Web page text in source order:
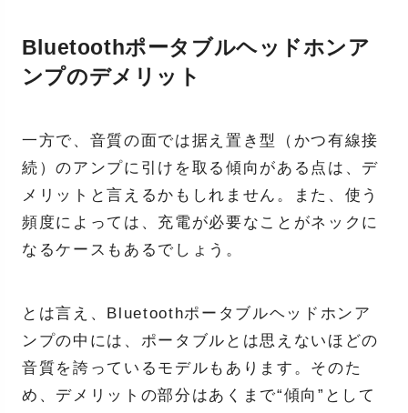
Bluetoothポータブルヘッドホンア
ンプのデメリット
一方で、音質の面では据え置き型（かつ有線接
続）のアンプに引けを取る傾向がある点は、デ
メリットと言えるかもしれません。また、使う
頻度によっては、充電が必要なことがネックに
なるケースもあるでしょう。
とは言え、Bluetoothポータブルヘッドホンア
ンプの中には、ポータブルとは思えないほどの
音質を誇っているモデルもあります。そのた
め、デメリットの部分はあくまで“傾向”として